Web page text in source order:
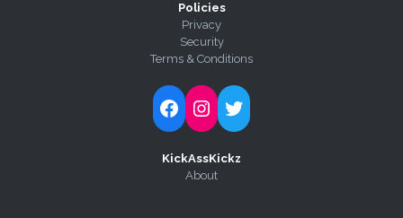
Policies
Privacy
Security
Terms & Conditions
Follow Kick-Ass Kickz on Facebook
Follow Kick-Ass Kickz on Instagram
Follow Kick-Ass Kickz on Twitter
KickAssKickz
About